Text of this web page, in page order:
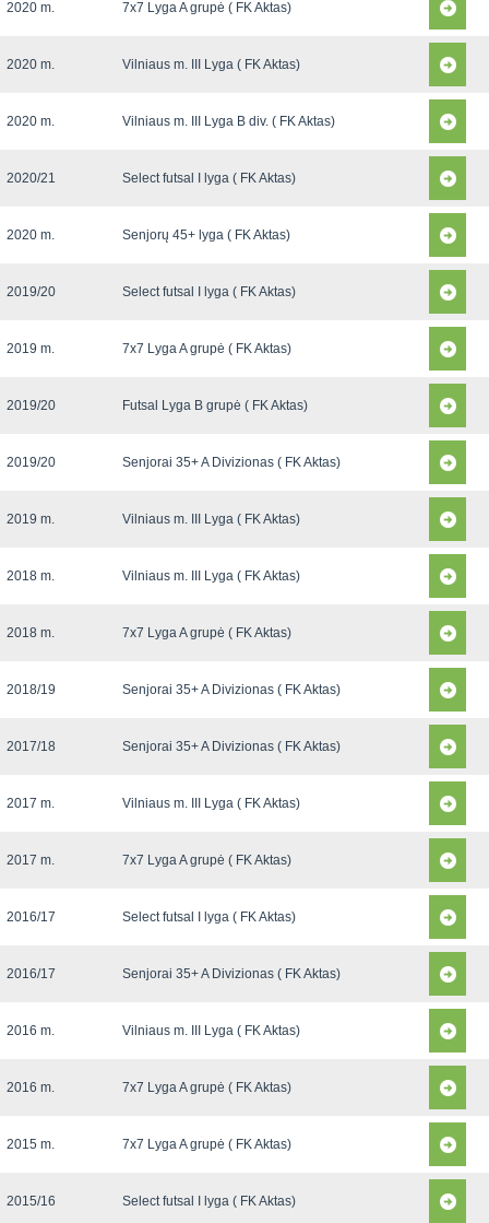
2020 m. 7x7 Lyga A grupė ( FK Aktas)
2020 m. Vilniaus m. III Lyga ( FK Aktas)
2020 m. Vilniaus m. III Lyga B div. ( FK Aktas)
2020/21 Select futsal I lyga ( FK Aktas)
2020 m. Senjorų 45+ lyga ( FK Aktas)
2019/20 Select futsal I lyga ( FK Aktas)
2019 m. 7x7 Lyga A grupė ( FK Aktas)
2019/20 Futsal Lyga B grupė ( FK Aktas)
2019/20 Senjorai 35+ A Divizionas ( FK Aktas)
2019 m. Vilniaus m. III Lyga ( FK Aktas)
2018 m. Vilniaus m. III Lyga ( FK Aktas)
2018 m. 7x7 Lyga A grupė ( FK Aktas)
2018/19 Senjorai 35+ A Divizionas ( FK Aktas)
2017/18 Senjorai 35+ A Divizionas ( FK Aktas)
2017 m. Vilniaus m. III Lyga ( FK Aktas)
2017 m. 7x7 Lyga A grupė ( FK Aktas)
2016/17 Select futsal I lyga ( FK Aktas)
2016/17 Senjorai 35+ A Divizionas ( FK Aktas)
2016 m. Vilniaus m. III Lyga ( FK Aktas)
2016 m. 7x7 Lyga A grupė ( FK Aktas)
2015 m. 7x7 Lyga A grupė ( FK Aktas)
2015/16 Select futsal I lyga ( FK Aktas)